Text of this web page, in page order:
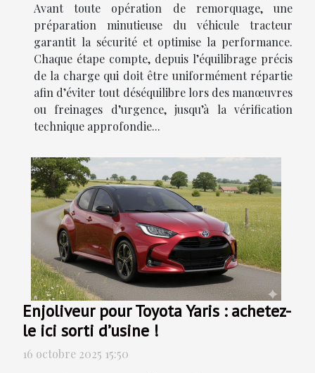
Avant toute opération de remorquage, une
préparation minutieuse du véhicule tracteur
garantit la sécurité et optimise la performance.
Chaque étape compte, depuis l’équilibrage précis
de la charge qui doit être uniformément répartie
afin d’éviter tout déséquilibre lors des manœuvres
ou freinages d’urgence, jusqu’à la vérification
technique approfondie...
Enjoliveur pour Toyota Yaris : achetez-
le ici sorti d’usine !
16 octobre 2025 15:50